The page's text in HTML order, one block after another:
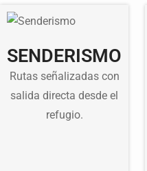
SENDERISMO
Rutas señalizadas con
salida directa desde el
refugio.